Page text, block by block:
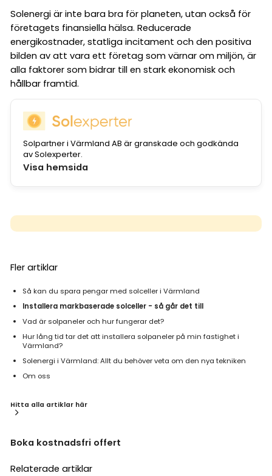
Solenergi är inte bara bra för planeten, utan också för
företagets finansiella hälsa. Reducerade
energikostnader, statliga incitament och den positiva
bilden av att vara ett företag som värnar om miljön, är
alla faktorer som bidrar till en stark ekonomisk och
hållbar framtid.
Solpartner i Värmland AB är granskade och godkända
av Solexperter.
Visa hemsida
Fler artiklar
Så kan du spara pengar med solceller i Värmland
Installera markbaserade solceller - så går det till
Vad är solpaneler och hur fungerar det?
Hur lång tid tar det att installera solpaneler på min fastighet i
Värmland?
Solenergi i Värmland: Allt du behöver veta om den nya tekniken
Om oss
Hitta alla artiklar här
Boka kostnadsfri offert
Relaterade artiklar